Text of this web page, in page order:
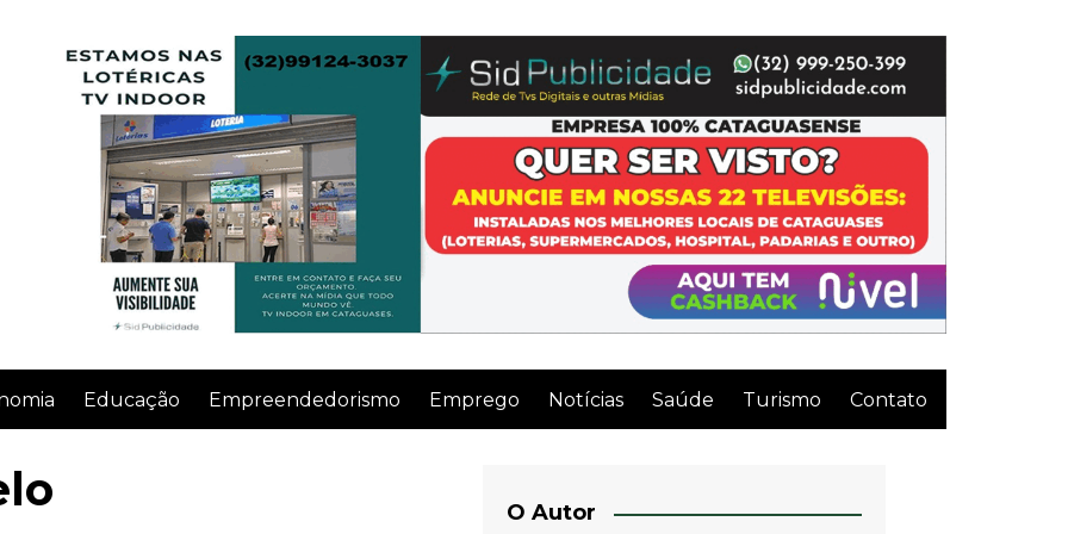
Educação Empreendedorismo Emprego Notícias Saúde Turismo Contato
O Autor